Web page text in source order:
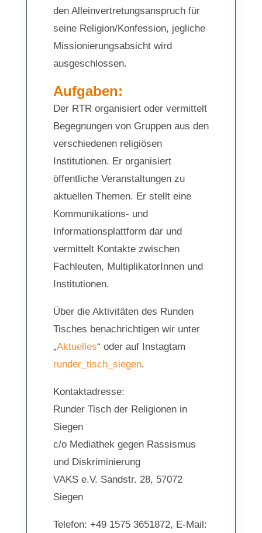
den Alleinvertretungsanspruch für
seine Religion/Konfession, jegliche
Missionierungsabsicht wird
ausgeschlossen.
Aufgaben:
Der RTR organisiert oder vermittelt
Begegnungen von Gruppen aus den
verschiedenen religiösen
Institutionen. Er organisiert
öffentliche Veranstaltungen zu
aktuellen Themen. Er stellt eine
Kommunikations- und
Informationsplattform dar und
vermittelt Kontakte zwischen
Fachleuten, MultiplikatorInnen und
Institutionen.
Über die Aktivitäten des Runden
Tisches benachrichtigen wir unter
„Aktuelles“ oder auf Instagtam
runder_tisch_siegen.
Kontaktadresse:
Runder Tisch der Religionen in
Siegen
c/o Mediathek gegen Rassismus
und Diskriminierung
VAKS e.V. Sandstr. 28, 57072
Siegen
Telefon: +49 1575 3651872, E-Mail: